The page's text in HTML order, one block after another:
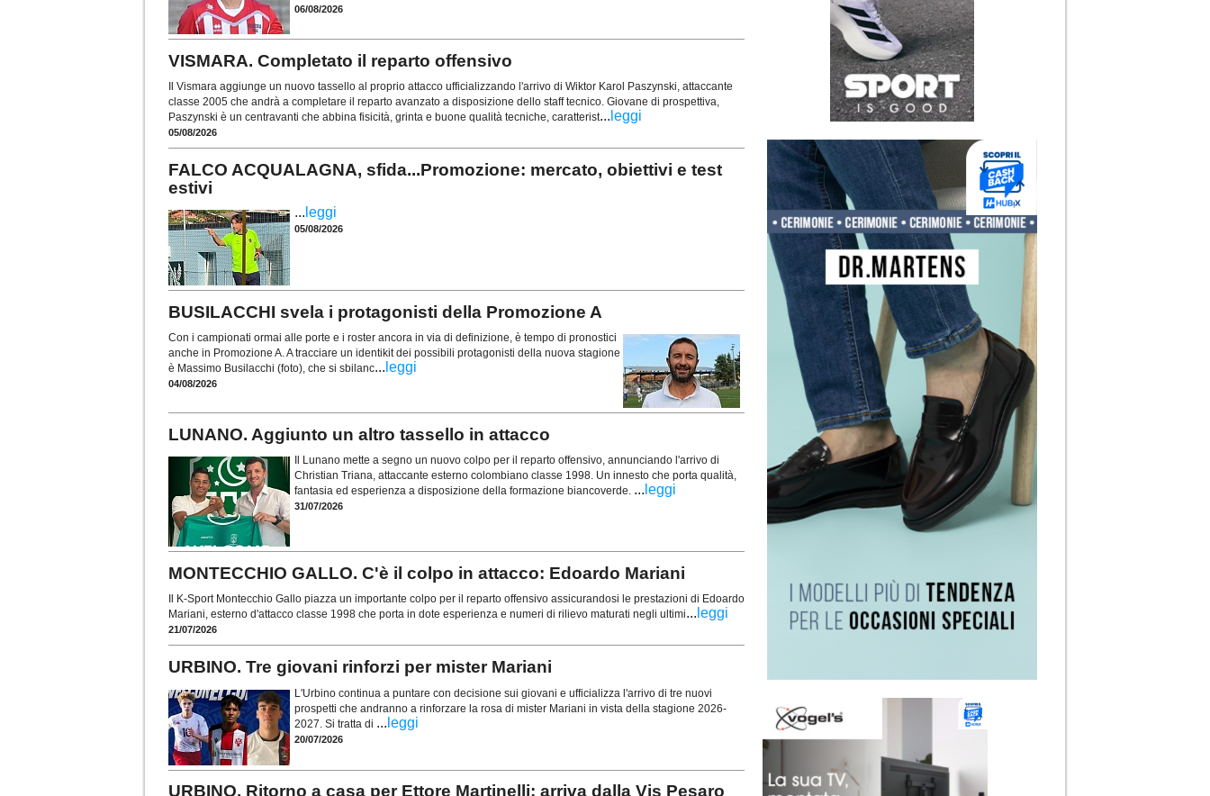
06/08/2026
VISMARA. Completato il reparto offensivo
Il Vismara aggiunge un nuovo tassello al proprio attacco ufficializzando l'arrivo di Wiktor Karol Paszynski, attaccante
classe 2005 che andrà a completare il reparto avanzato a disposizione dello staff tecnico. Giovane di prospettiva,
Paszynski è un centravanti che abbina fisicità, grinta e buone qualità tecniche, caratterist... leggi
05/08/2026
FALCO ACQUALAGNA, sfida...Promozione: mercato, obiettivi e test
estivi
... leggi
05/08/2026
BUSILACCHI svela i protagonisti della Promozione A
Con i campionati ormai alle porte e i roster ancora in via di definizione, è tempo di pronostici
anche in Promozione A. A tracciare un identikit dei possibili protagonisti della nuova stagione
è Massimo Busilacchi (foto), che si sbilanc... leggi
04/08/2026
LUNANO. Aggiunto un altro tassello in attacco
Il Lunano mette a segno un nuovo colpo per il reparto offensivo, annunciando l'arrivo di
Christian Triana, attaccante esterno colombiano classe 1998. Un innesto che porta qualità,
fantasia ed esperienza a disposizione della formazione biancoverde. ... leggi
31/07/2026
MONTECCHIO GALLO. C'è il colpo in attacco: Edoardo Mariani
Il K-Sport Montecchio Gallo piazza un importante colpo per il reparto offensivo assicurandosi le prestazioni di Edoardo
Mariani, esterno d'attacco classe 1998 che porta in dote esperienza e numeri di rilievo maturati negli ultimi... leggi
21/07/2026
URBINO. Tre giovani rinforzi per mister Mariani
L'Urbino continua a puntare con decisione sui giovani e ufficializza l'arrivo di tre nuovi
prospetti che andranno a rinforzare la rosa di mister Mariani in vista della stagione 2026-
2027. Si tratta di ... leggi
20/07/2026
URBINO. Ritorno a casa per Ettore Martinelli: arriva dalla Vis Pesaro